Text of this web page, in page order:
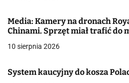
a
w
Media: Kamery na dronach
Chinami. Sprzęt miał trafić do
10 sierpnia 2026
System kaucyjny do kosza